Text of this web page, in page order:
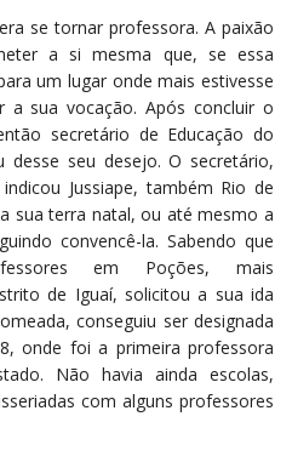
se tornar professora. A paixão
a si mesma que, se essa
um lugar onde mais estivesse
a sua vocação. Após concluir o
secretário de Educação do
desse seu desejo. O secretário,
Jussiape, também Rio de
sua terra natal, ou até mesmo a
convencê-la. Sabendo que
em Poções, mais
de Iguaí, solicitou a sua ida
conseguiu ser designada
onde foi a primeira professora
Não havia ainda escolas,
com alguns professores